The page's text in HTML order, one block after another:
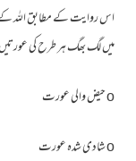
اس روایت کے مطابق اللہ کے
میں لگ بھگ ہر طرح کی
oحیض والی عورت
oشادی شدہ عورت